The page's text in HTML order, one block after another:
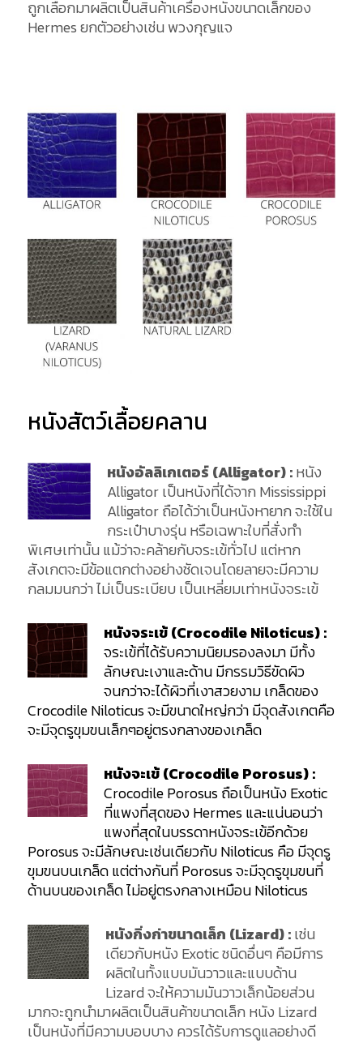
ถูกเลือกมาผลิตเป็นสินค้าเครื่องหนังขนาดเล็กของ
Hermes ยกตัวอย่างเช่น พวงกุญแจ
หนังสัตว์เลื้อยคลาน
หนังอัลลิเกเตอร์ (Alligator) :หนัง
Alligator เป็นหนังที่ได้จาก Mississippi
Alligator ถือได้ว่าเป็นหนังหายาก จะใช้ใน
กระเป๋าบางรุ่น หรือเฉพาะใบที่สั่งทำ
พิเศษเท่านั้น แม้ว่าจะคล้ายกับจระเข้ทั่วไป แต่หาก
สังเกตจะมีข้อแตกต่างอย่างชัดเจนโดยลายจะมีความ
กลมมนกว่า ไม่เป็นระเบียบ เป็นเหลี่ยมเท่าหนังจระเข้
หนังจระเข้ (Crocodile Niloticus) :
จระเข้ที่ได้รับความนิยมรองลงมา มีทั้ง
ลักษณะเงาและด้าน มีกรรมวิธีขัดผิว
จนกว่าจะได้ผิวที่เงาสวยงาม เกล็ดของ
Crocodile Niloticus จะมีขนาดใหญ่กว่า มีจุดสังเกตคือ
จะมีจุดรูขุมขนเล็กๆอยู่ตรงกลางของเกล็ด
หนังจะเข้ (Crocodile Porosus) :
Crocodile Porosus ถือเป็นหนัง Exotic
ที่แพงที่สุดของ Hermes และแน่นอนว่า
แพงที่สุดในบรรดาหนังจระเข้อีกด้วย
Porosus จะมีลักษณะเช่นเดียวกับ Niloticus คือ มีจุดรู
ขุมขนบนเกล็ด แต่ต่างกันที่ Porosus จะมีจุดรูขุมขนที่
ด้านบนของเกล็ด ไม่อยู่ตรงกลางเหมือน Niloticus
หนังกิ่งก่าขนาดเล็ก (Lizard) :เช่น
เดียวกับหนัง Exotic ชนิดอื่นๆ คือมีการ
ผลิตในทั้งแบบมันวาวและแบบด้าน
Lizard จะให้ความมันวาวเล็กน้อยส่วน
มากจะถูกนำมาผลิตเป็นสินค้าขนาดเล็ก หนัง Lizard
เป็นหนังที่มีความบอบบาง ควรได้รับการดูแลอย่างดี